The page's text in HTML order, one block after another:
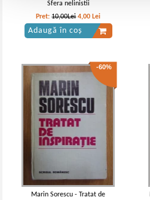
Sfera nelinistii
Pret:10,00Lei 4,00 Lei
Adaugă în coș
-60%
Marin Sorescu - Tratat de